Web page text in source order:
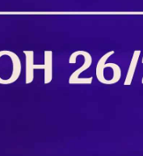
Прости -